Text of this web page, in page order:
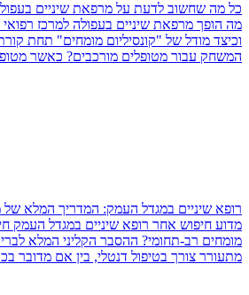
כל מה שחשוב לדעת על מרפאת שיניים
מה הופך מרפאת שיניים בעפולה למרכז רפואי
וכיצד מודל של "קונסיליום מומחים" תחת
המשחק עבור מטופלים מורכבים? כאשר
רופא שיניים במגדל העמק: המדריך המלא
מדוע חיפוש אחר רופא שיניים במגדל העמק
מומחים רב-תחומי? ההסבר הקליני המלא
מתעורר צורך בטיפול דנטלי, בין אם מדובר